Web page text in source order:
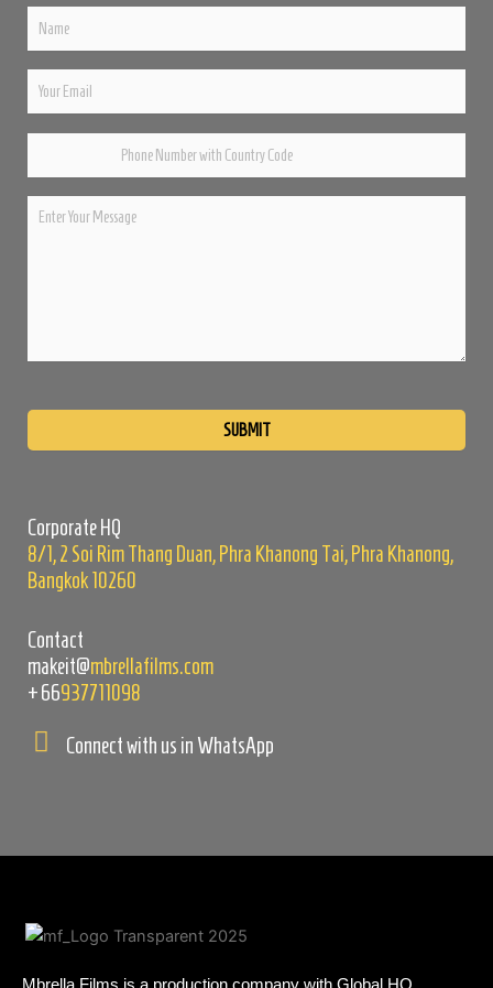
Corporate HQ
8/1, 2 Soi Rim Thang Duan, Phra Khanong Tai, Phra Khanong,
Bangkok 10260
Contact
makeit@mbrellafilms.com
+66937711098
Connect with us in WhatsApp
Mbrella Films is a production company with Global HQ